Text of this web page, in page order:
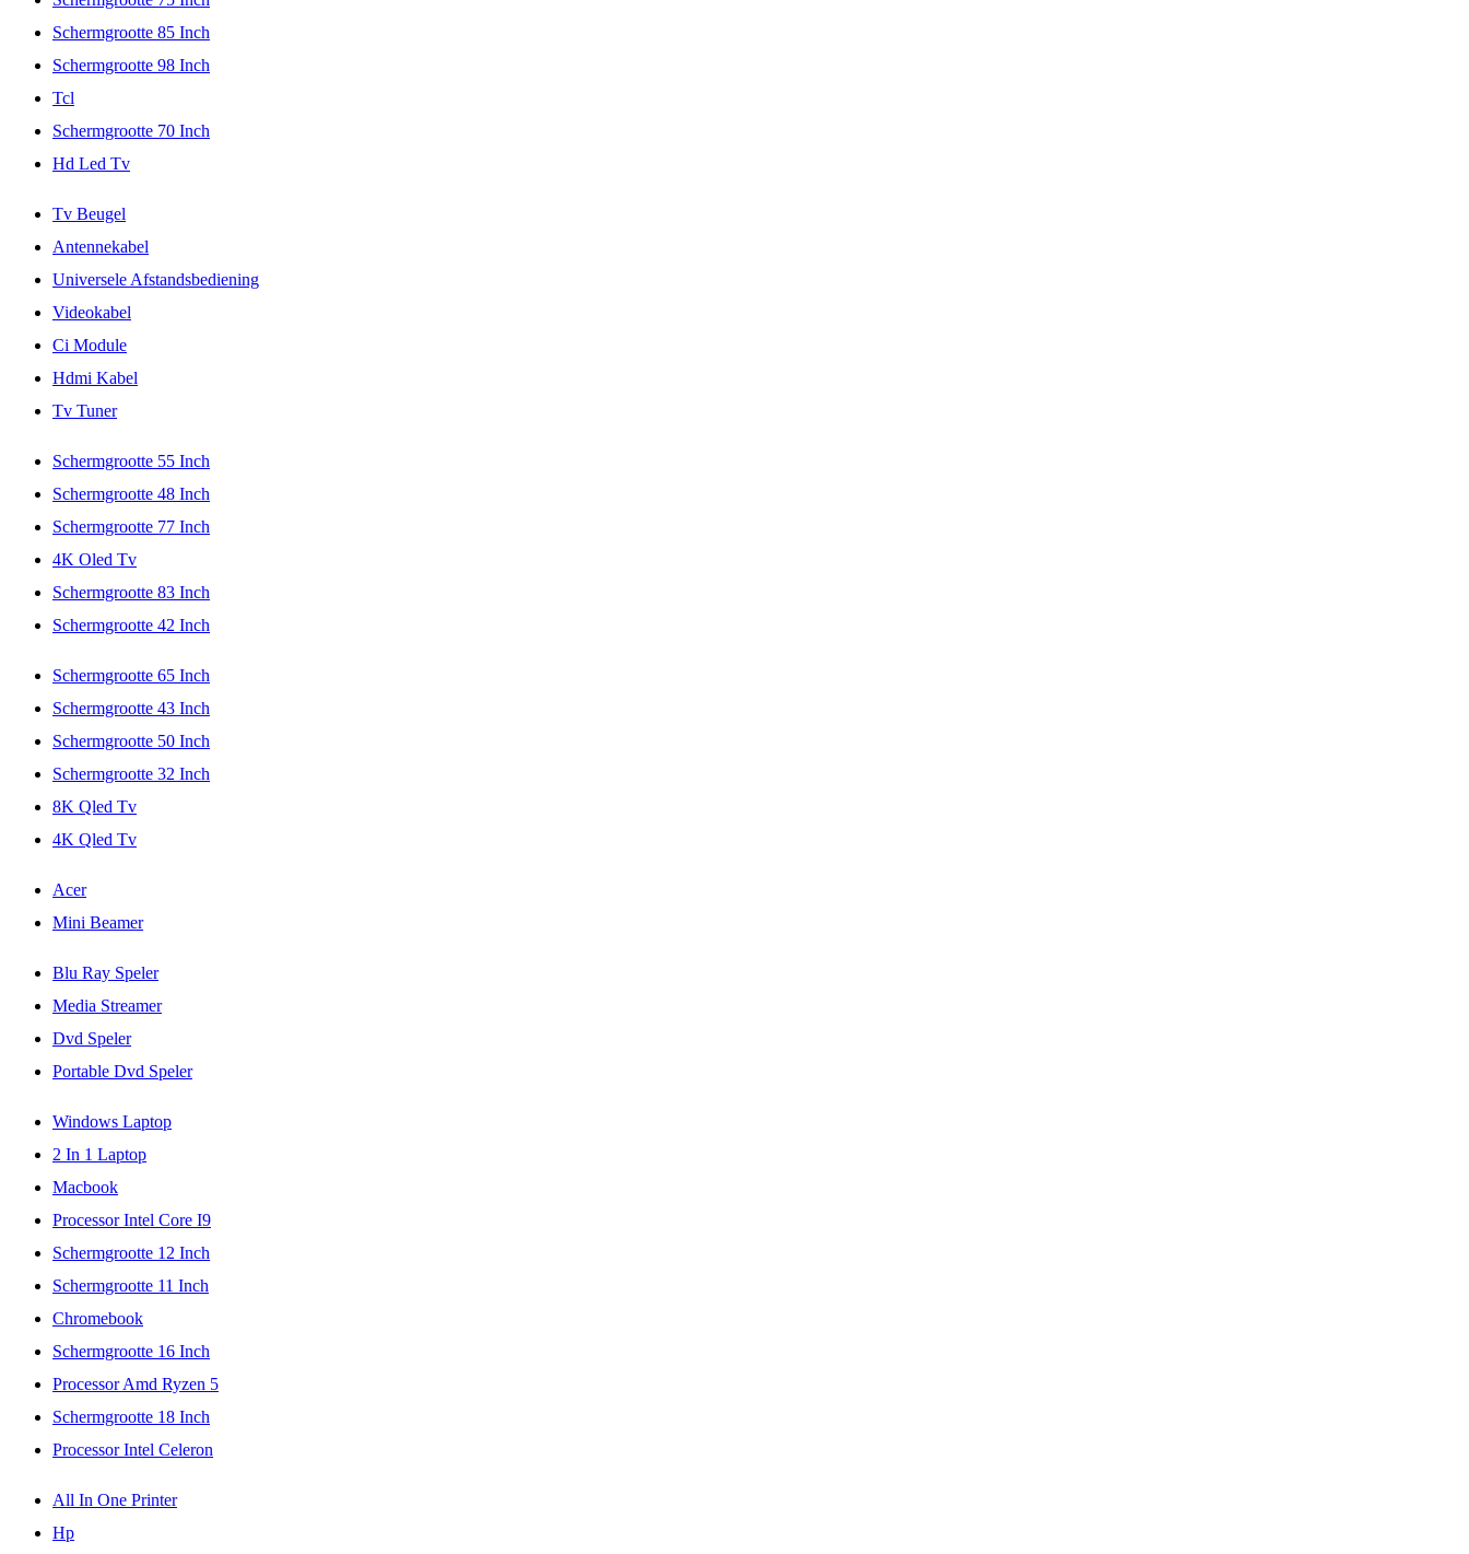
Schermgrootte 85 Inch
Schermgrootte 98 Inch
Tcl
Schermgrootte 70 Inch
Hd Led Tv
Tv Beugel
Antennekabel
Universele Afstandsbediening
Videokabel
Ci Module
Hdmi Kabel
Tv Tuner
Schermgrootte 55 Inch
Schermgrootte 48 Inch
Schermgrootte 77 Inch
4K Oled Tv
Schermgrootte 83 Inch
Schermgrootte 42 Inch
Schermgrootte 65 Inch
Schermgrootte 43 Inch
Schermgrootte 50 Inch
Schermgrootte 32 Inch
8K Qled Tv
4K Qled Tv
Acer
Mini Beamer
Blu Ray Speler
Media Streamer
Dvd Speler
Portable Dvd Speler
Windows Laptop
2 In 1 Laptop
Macbook
Processor Intel Core I9
Schermgrootte 12 Inch
Schermgrootte 11 Inch
Chromebook
Schermgrootte 16 Inch
Processor Amd Ryzen 5
Schermgrootte 18 Inch
Processor Intel Celeron
All In One Printer
Hp